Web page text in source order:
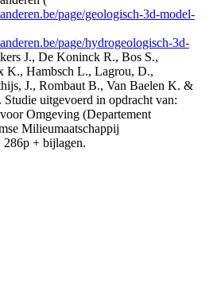
page/geologisch-3d-model-
page/hydrogeologisch-3d-
J., De Koninck R., Bos S.,
K., Hambsch L., Lagrou, D.,
J., Rombaut B., Van Baelen K. &
uitgevoerd in opdracht van:
Omgeving (Departement
Milieumaatschappij
+ bijlagen.